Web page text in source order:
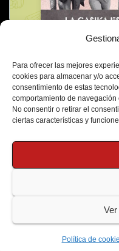
Para ofrecer las mejores
cookies para almacenar y/o
consentimiento de estas
comportamiento de
No consentir o retirar el
ciertas características y
Política de